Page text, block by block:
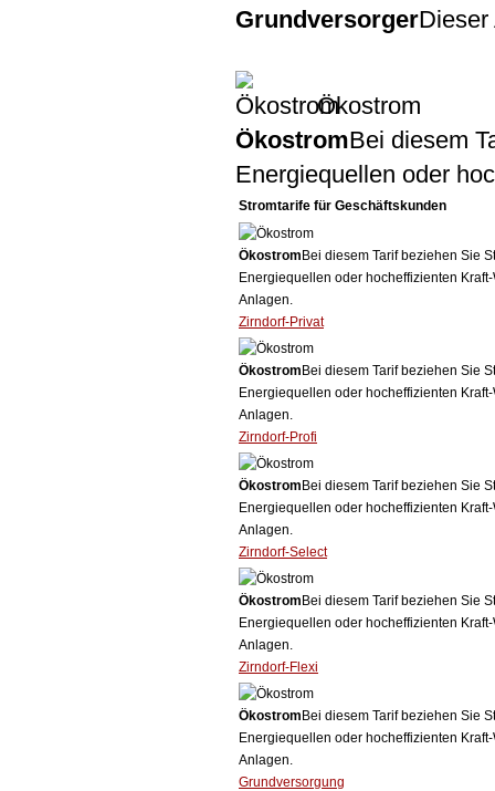
GrundversorgerDieser
Ökostrom
ÖkostromBei diesem
Energiequellen oder
Stromtarife für Geschäftskunden
Ökostrom Bei diesem Tarif beziehen Sie
Energiequellen oder hocheffizienten
Anlagen.
Zirndorf-Privat
Ökostrom Bei diesem Tarif beziehen Sie
Energiequellen oder hocheffizienten
Anlagen.
Zirndorf-Profi
Ökostrom Bei diesem Tarif beziehen Sie
Energiequellen oder hocheffizienten
Anlagen.
Zirndorf-Select
Ökostrom Bei diesem Tarif beziehen Sie
Energiequellen oder hocheffizienten
Anlagen.
Zirndorf-Flexi
Ökostrom Bei diesem Tarif beziehen Sie
Energiequellen oder hocheffizienten
Anlagen.
Grundversorgung